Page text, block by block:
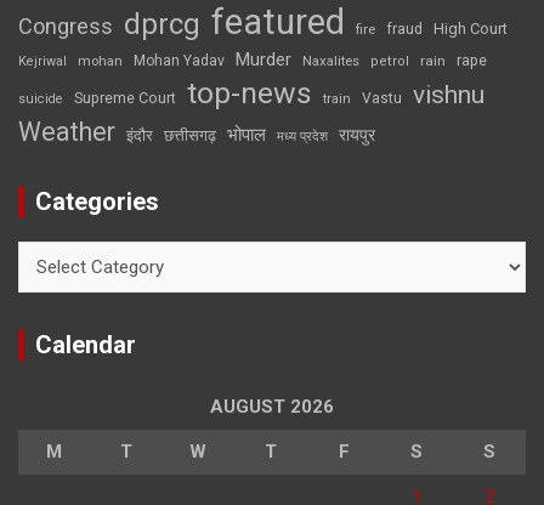
Congress dprcg featured fire fraud High Court
Kejriwal mohan Mohan Yadav Murder Naxalites petrol rain rape
suicide Supreme Court top-news train Vastu vishnu
Weather इंदौर छत्तीसगढ़ भोपाल मध्य प्रदेश रायपुर
Categories
Calendar
AUGUST 2026
M T W T F S S
1 2